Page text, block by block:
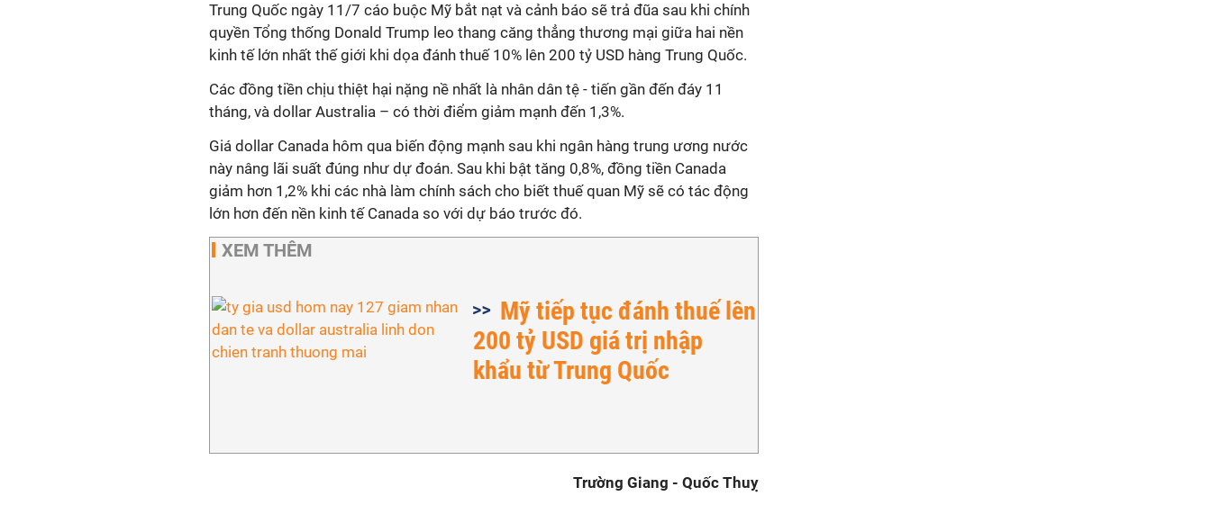
Trung Quốc ngày 11/7 cáo buộc Mỹ bắt nạt và cảnh báo sẽ trả đũa sau khi chính
quyền Tổng thống Donald Trump leo thang căng thẳng thương mại giữa hai nền
kinh tế lớn nhất thế giới khi dọa đánh thuế 10% lên 200 tỷ USD hàng Trung Quốc.
Các đồng tiền chịu thiệt hại nặng nề nhất là nhân dân tệ - tiến gần đến đáy 11
tháng, và dollar Australia – có thời điểm giảm mạnh đến 1,3%.
Giá dollar Canada hôm qua biến động mạnh sau khi ngân hàng trung ương nước
này nâng lãi suất đúng như dự đoán. Sau khi bật tăng 0,8%, đồng tiền Canada
giảm hơn 1,2% khi các nhà làm chính sách cho biết thuế quan Mỹ sẽ có tác động
lớn hơn đến nền kinh tế Canada so với dự báo trước đó.
XEM THÊM
Mỹ tiếp tục đánh thuế lên
200 tỷ USD giá trị nhập
khẩu từ Trung Quốc
Trường Giang - Quốc Thuỵ